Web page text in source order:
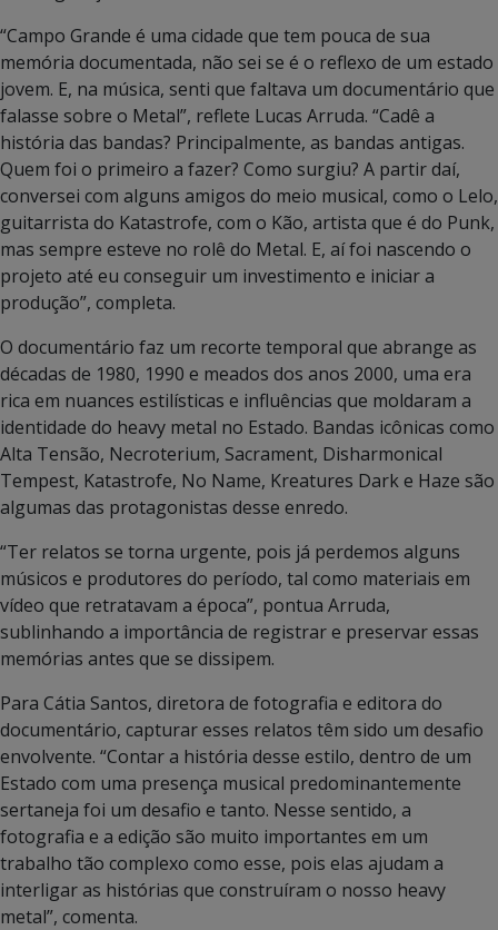
“Campo Grande é uma cidade que tem pouca de sua
memória documentada, não sei se é o reflexo de um estado
jovem. E, na música, senti que faltava um documentário que
falasse sobre o Metal”, reflete Lucas Arruda. “Cadê a
história das bandas? Principalmente, as bandas antigas.
Quem foi o primeiro a fazer? Como surgiu? A partir daí,
conversei com alguns amigos do meio musical, como o Lelo,
guitarrista do Katastrofe, com o Kão, artista que é do Punk,
mas sempre esteve no rolê do Metal. E, aí foi nascendo o
projeto até eu conseguir um investimento e iniciar a
produção”, completa.
O documentário faz um recorte temporal que abrange as
décadas de 1980, 1990 e meados dos anos 2000, uma era
rica em nuances estilísticas e influências que moldaram a
identidade do heavy metal no Estado. Bandas icônicas como
Alta Tensão, Necroterium, Sacrament, Disharmonical
Tempest, Katastrofe, No Name, Kreatures Dark e Haze são
algumas das protagonistas desse enredo.
“Ter relatos se torna urgente, pois já perdemos alguns
músicos e produtores do período, tal como materiais em
vídeo que retratavam a época”, pontua Arruda,
sublinhando a importância de registrar e preservar essas
memórias antes que se dissipem.
Para Cátia Santos, diretora de fotografia e editora do
documentário, capturar esses relatos têm sido um desafio
envolvente. “Contar a história desse estilo, dentro de um
Estado com uma presença musical predominantemente
sertaneja foi um desafio e tanto. Nesse sentido, a
fotografia e a edição são muito importantes em um
trabalho tão complexo como esse, pois elas ajudam a
interligar as histórias que construíram o nosso heavy
metal”, comenta.